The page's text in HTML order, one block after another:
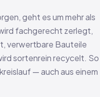
geht es um mehr als
fachgerecht zerlegt,
verwertbare Bauteile
sortenrein recycelt. So
— auch aus einem